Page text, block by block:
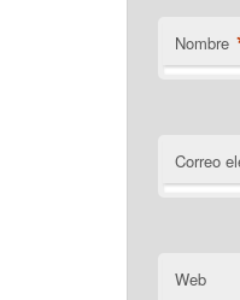
Nombre
Correo
Web